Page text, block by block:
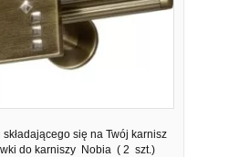
składającego się na Twój karnisz
do karniszy Nobia ( 2 szt.)